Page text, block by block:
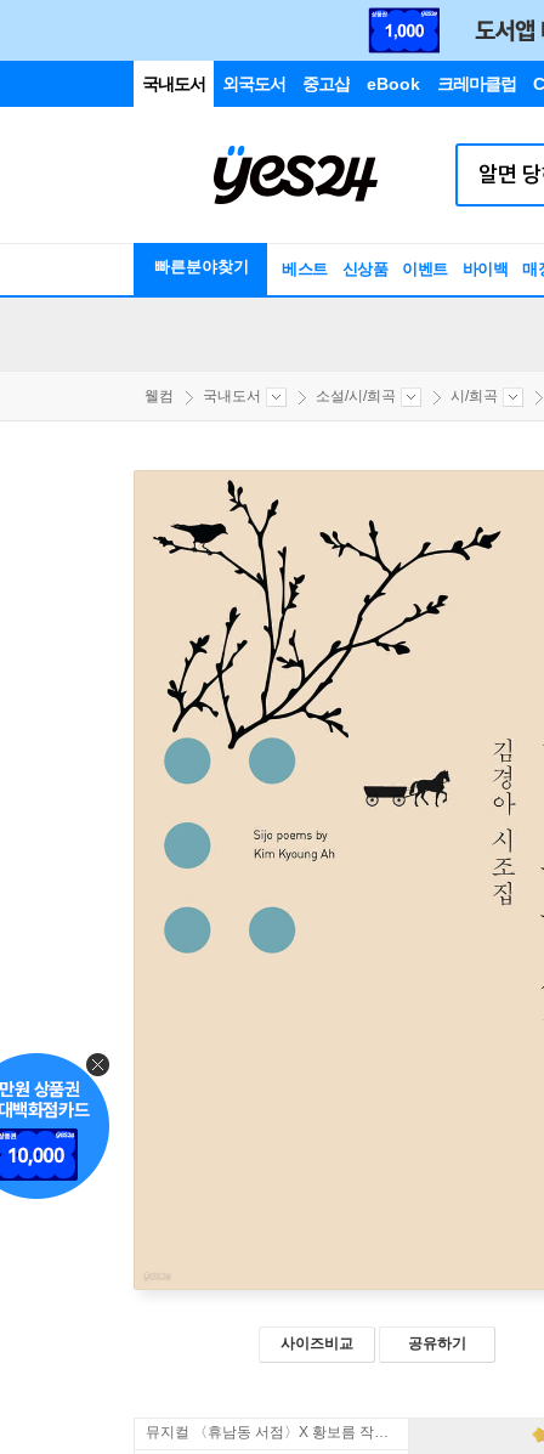
국내도서 외국도서 중고샵 eBook 크레마클럽
빠른분야찾기 베스트 신상품 이벤트 바이백 매
웰컴 국내도서 소설/시/희곡 시/희곡
사이즈비교 공유하기
뮤지컬 〈휴남동 서점〉X 황보름 작가 북토크